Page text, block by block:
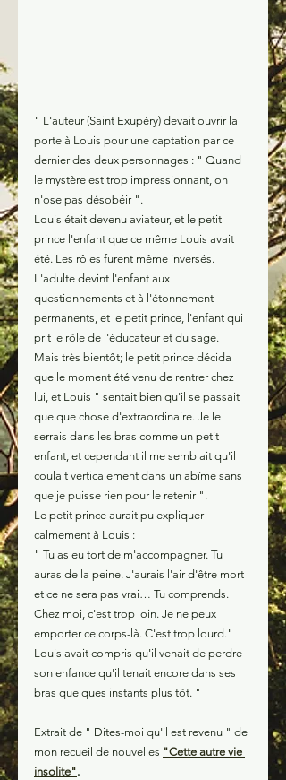
" L'auteur (Saint Exupéry) devait ouvrir la
porte à Louis pour une captation par ce
dernier des deux personnages : " Quand
le mystère est trop impressionnant, on
n'ose pas désobéir ".
Louis était devenu aviateur, et le petit
prince l'enfant que ce même Louis avait
été. Les rôles furent même inversés.
L'adulte devint l'enfant aux
questionnements et à l'étonnement
permanents, et le petit prince, l'enfant qui
prit le rôle de l'éducateur et du sage.
Mais très bientôt; le petit prince décida
que le moment été venu de rentrer chez
lui, et Louis " sentait bien qu'il se passait
quelque chose d'extraordinaire. Je le
serrais dans les bras comme un petit
enfant, et cependant il me semblait qu'il
coulait verticalement dans un abîme sans
que je puisse rien pour le retenir ".
Le petit prince aurait pu expliquer
calmement à Louis :
" Tu as eu tort de m'accompagner. Tu
auras de la peine. J'aurais l'air d'être mort
et ce ne sera pas vrai… Tu comprends.
Chez moi, c'est trop loin. Je ne peux
emporter ce corps-là. C'est trop lourd."
Louis avait compris qu'il venait de perdre
son enfance qu'il tenait encore dans ses
bras quelques instants plus tôt. "
Extrait de " Dites-moi qu'il est revenu " de
mon recueil de nouvelles "Cette autre vie
insolite".